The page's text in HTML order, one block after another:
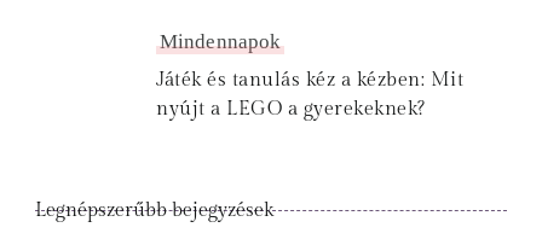
Mindennapok
Játék és tanulás kéz a kézben: Mit
nyújt a LEGO a gyerekeknek?
Legnépszerűbb bejegyzések